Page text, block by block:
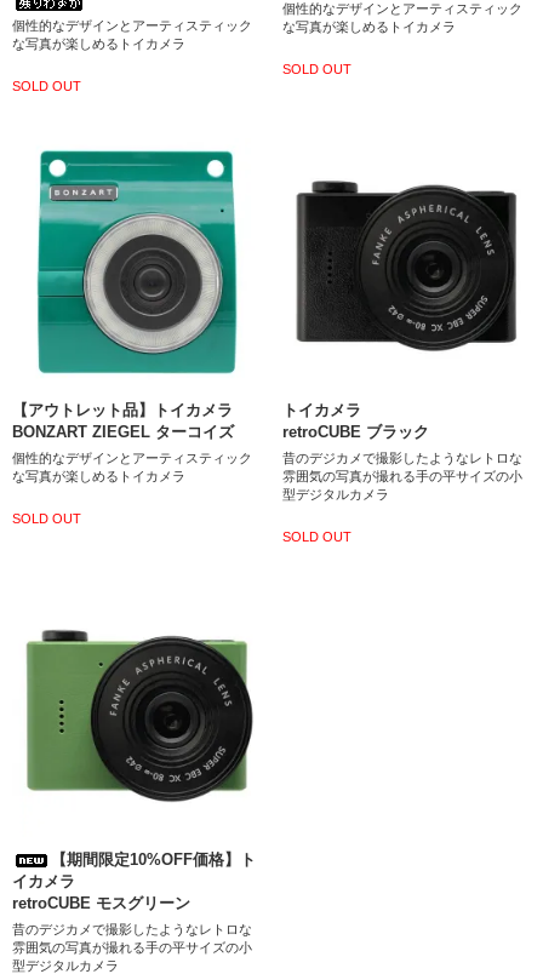
個性的なデザインとアーティスティック
な写真が楽しめるトイカメラ
SOLD OUT
個性的なデザインとアーティスティック
な写真が楽しめるトイカメラ
SOLD OUT
【アウトレット品】トイカメラ
BONZART ZIEGEL ターコイズ
個性的なデザインとアーティスティック
な写真が楽しめるトイカメラ
SOLD OUT
トイカメラ
retroCUBE ブラック
昔のデジカメで撮影したようなレトロな
雰囲気の写真が撮れる手の平サイズの小
型デジタルカメラ
SOLD OUT
【期間限定10%OFF価格】ト
イカメラ
retroCUBE モスグリーン
昔のデジカメで撮影したようなレトロな
雰囲気の写真が撮れる手の平サイズの小
型デジタルカメラ